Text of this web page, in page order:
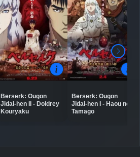
Berserk: Ougon
Jidai-hen II - Doldrey
Kouryaku
Berserk: Ougon
Jidai-hen I - Haou no
Tamago